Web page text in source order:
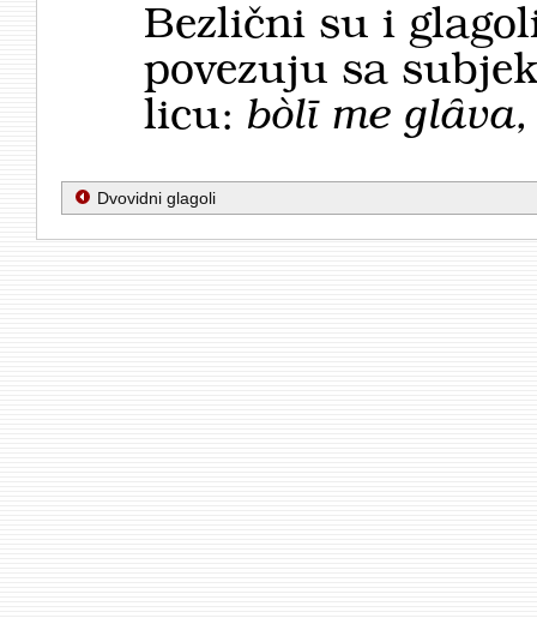
Bezlični su i
povezuju sa
licu: bòlī me
Dvovidni glagoli